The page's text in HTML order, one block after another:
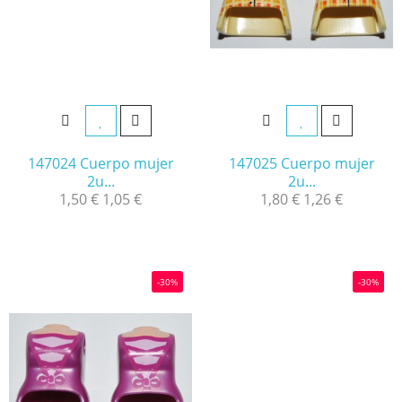
147024 Cuerpo mujer
2u...
1,50 € 1,05 €
147025 Cuerpo mujer
2u...
1,80 € 1,26 €
-30% -30%